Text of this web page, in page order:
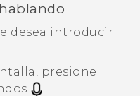
desea introducir
presione
.